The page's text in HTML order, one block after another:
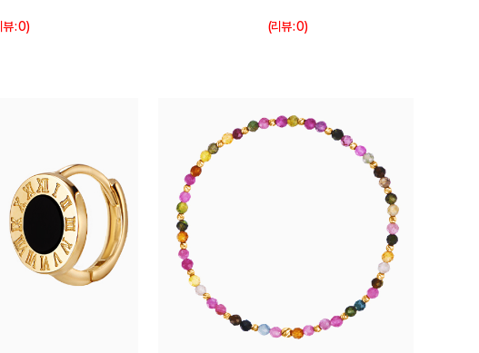
뷰 : 0) (리뷰 : 0)